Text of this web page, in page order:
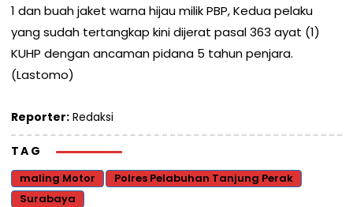
1 dan buah jaket warna hijau milik PBP, Kedua pelaku
yang sudah tertangkap kini dijerat pasal 363 ayat (1)
KUHP dengan ancaman pidana 5 tahun penjara.
(Lastomo)
Reporter: Redaksi
TAG
maling Motor
Polres Pelabuhan Tanjung Perak
Surabaya